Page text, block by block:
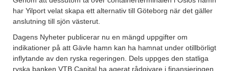
har Yilport velat skapa ett alternativ till Göteborg när det gäller
anslutning till sjön västerut.
Dagens Nyheter publicerar nu en mängd uppgifter om
indikationer på att Gävle hamn kan ha hamnat under otillbörligt
inflytande av den ryska regeringen. Dels uppges den statliga
ryska banken VTB Capital ha agerat rådgivare i finansieringen